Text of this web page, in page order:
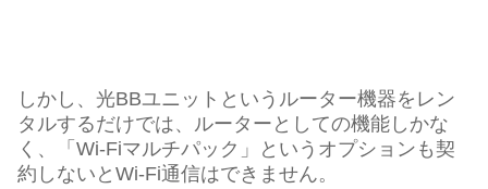
しかし、光BBユニットというルーター機器をレン
タルするだけでは、ルーターとしての機能しかな
く、「Wi-Fiマルチパック」というオプションも契
約しないとWi-Fi通信はできません。